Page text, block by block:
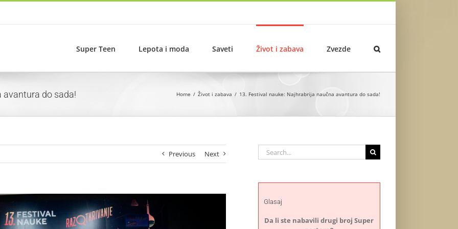
Super Teen Lepota i moda Saveti Život i zabava Zvezde
avantura do sada! Home Život i zabava 13. Festival nauke: Najhrabrija naučna avantura do sada!
Previous Next
Search
for:
Glasaj
Da li ste nabavili drugi broj Super